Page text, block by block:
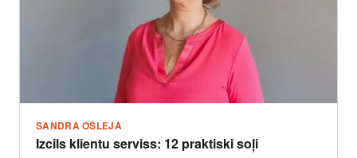
SANDRA OŠLEJA
Izcils klientu serviss: 12 praktiski soļi